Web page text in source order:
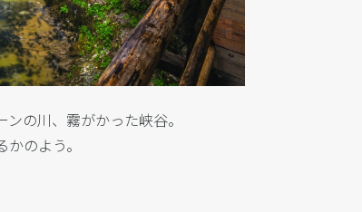
の川、霧がかった峡谷。
のよう。